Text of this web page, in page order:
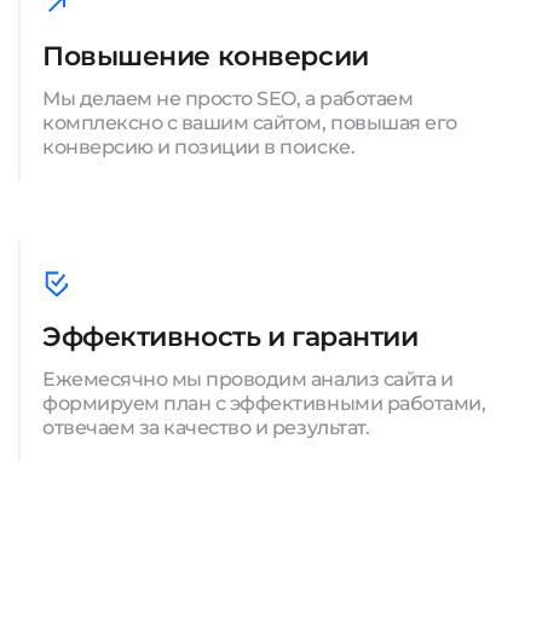
Повышение конверсии
Мы делаем не просто SEO, а работаем
комплексно с вашим сайтом, повышая его
конверсию и позиции в поиске.
Эффективность и гарантии
Ежемесячно мы проводим анализ сайта и
формируем план с эффективными работами,
отвечаем за качество и результат.